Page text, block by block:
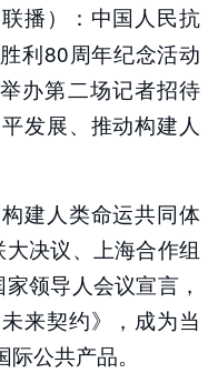
联播）：中国人民抗
利80周年纪念活动
办第二场记者招待
发展、推动构建人
建人类命运共同体
决议、上海合作组
领导人会议宣言，
来契约》，成为当
公共产品。